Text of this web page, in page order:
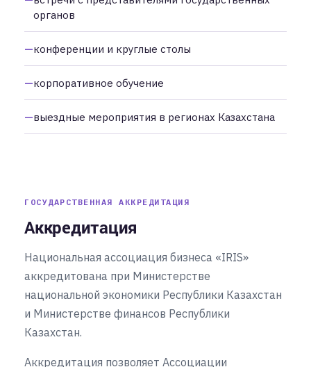
органов
конференции и круглые столы
корпоративное обучение
выездные мероприятия в регионах Казахстана
ГОСУДАРСТВЕННАЯ АККРЕДИТАЦИЯ
Аккредитация
Национальная ассоциация бизнеса «IRIS»
аккредитована при Министерстве
национальной экономики Республики Казахстан
и Министерстве финансов Республики
Казахстан.
Аккредитация позволяет Ассоциации